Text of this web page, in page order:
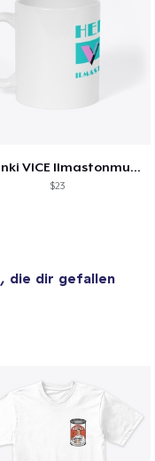
Helsinki VICE Ilmastonmuutoksen jälkeen
$23
, die dir gefallen